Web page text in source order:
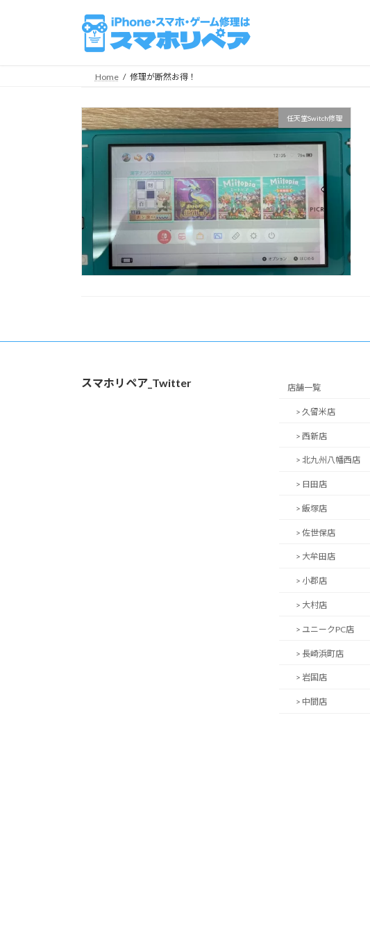
Home 修理が断然お得！
任天堂Switch修理
スマホリペア_Twitter 店舗一覧
> 久留米店
> 西新店
> 北九州八幡西店
> 日田店
> 飯塚店
> 佐世保店
> 大牟田店
> 小郡店
> 大村店
> ユニークPC店
> 長崎浜町店
> 岩国店
> 中間店